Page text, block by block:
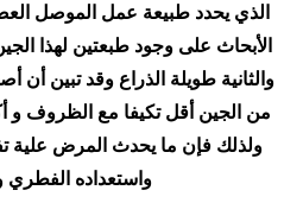
الذي يحدد طبيعة عمل الموصل
الأبحاث على وجود طبعتين لهذا
والثانية طويلة الذراع وقد تبين أن
من الجين أقل تكيفا مع الظروف و
ولذلك فإن ما يحدث المرض علية
واستعداده